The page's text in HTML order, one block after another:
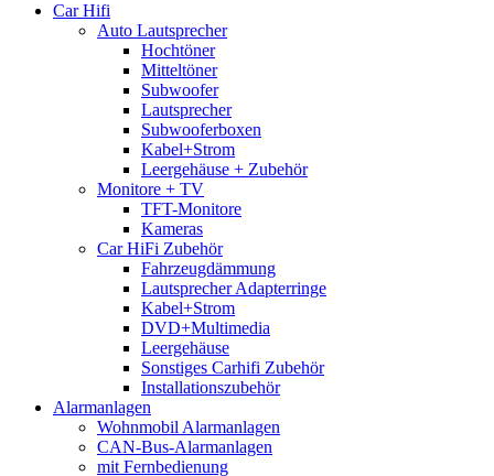
Car Hifi
Auto Lautsprecher
Hochtöner
Mitteltöner
Subwoofer
Lautsprecher
Subwooferboxen
Kabel+Strom
Leergehäuse + Zubehör
Monitore + TV
TFT-Monitore
Kameras
Car HiFi Zubehör
Fahrzeugdämmung
Lautsprecher Adapterringe
Kabel+Strom
DVD+Multimedia
Leergehäuse
Sonstiges Carhifi Zubehör
Installationszubehör
Alarmanlagen
Wohnmobil Alarmanlagen
CAN-Bus-Alarmanlagen
mit Fernbedienung